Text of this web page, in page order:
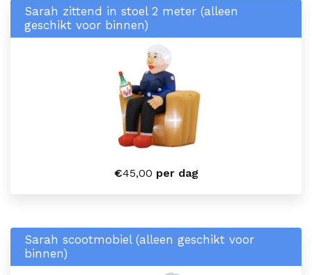
Sarah zittend in stoel 2 meter (alleen
geschikt voor binnen)
€45,00 per dag
Sarah scootmobiel (alleen geschikt voor
binnen)